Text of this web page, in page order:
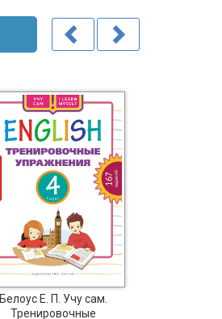
Белоус Е. П. Учу сам.
Тренировочные